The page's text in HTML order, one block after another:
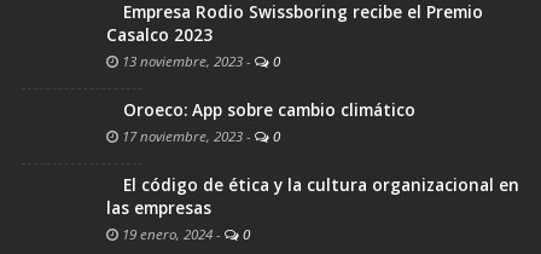
Empresa Rodio Swissboring recibe el Premio
Casalco 2023
13 noviembre, 2023 - 0
Oroeco: App sobre cambio climático
17 noviembre, 2023 - 0
El código de ética y la cultura organizacional en
las empresas
19 enero, 2024 - 0